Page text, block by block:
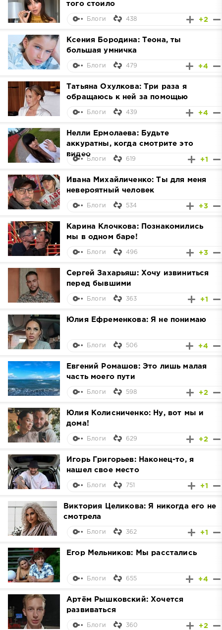
того стоило
+2
Блоги 438
Ксения Бородина: Теона, ты
большая умничка
+4
Блоги 479
Татьяна Охулкова: Три раза я
обращаюсь к ней за помощью
+4
Блоги 439
Нелли Ермолаева: Будьте
аккуратны, когда смотрите это
видео
+1
Блоги 619
Ивана Михайличенко: Ты для меня
невероятный человек
+3
Блоги 534
Карина Клочкова: Познакомились
мы в одном баре!
+3
Блоги 496
Сергей Захарьяш: Хочу извиниться
перед бывшими
+1
Блоги 363
Юлия Ефременкова: Я не понимаю
+4
Блоги 506
Евгений Ромашов: Это лишь малая
часть моего пути
+2
Блоги 598
Юлия Колисниченко: Ну, вот мы и
дома!
+2
Блоги 629
Игорь Григорьев: Наконец-то, я
нашел свое место
+1
Блоги 751
Виктория Целикова: Я никогда его не
смотрела
+1
Блоги 362
Егор Мельников: Мы расстались
+4
Блоги 655
Артём Рышковский: Хочется
развиваться
+2
Блоги 360